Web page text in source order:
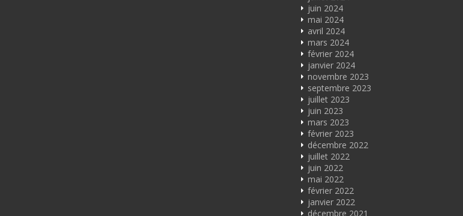
juin 2024
mai 2024
avril 2024
mars 2024
février 2024
janvier 2024
novembre 2023
septembre 2023
juillet 2023
juin 2023
mars 2023
février 2023
décembre 2022
juillet 2022
juin 2022
mai 2022
février 2022
janvier 2022
décembre 2021